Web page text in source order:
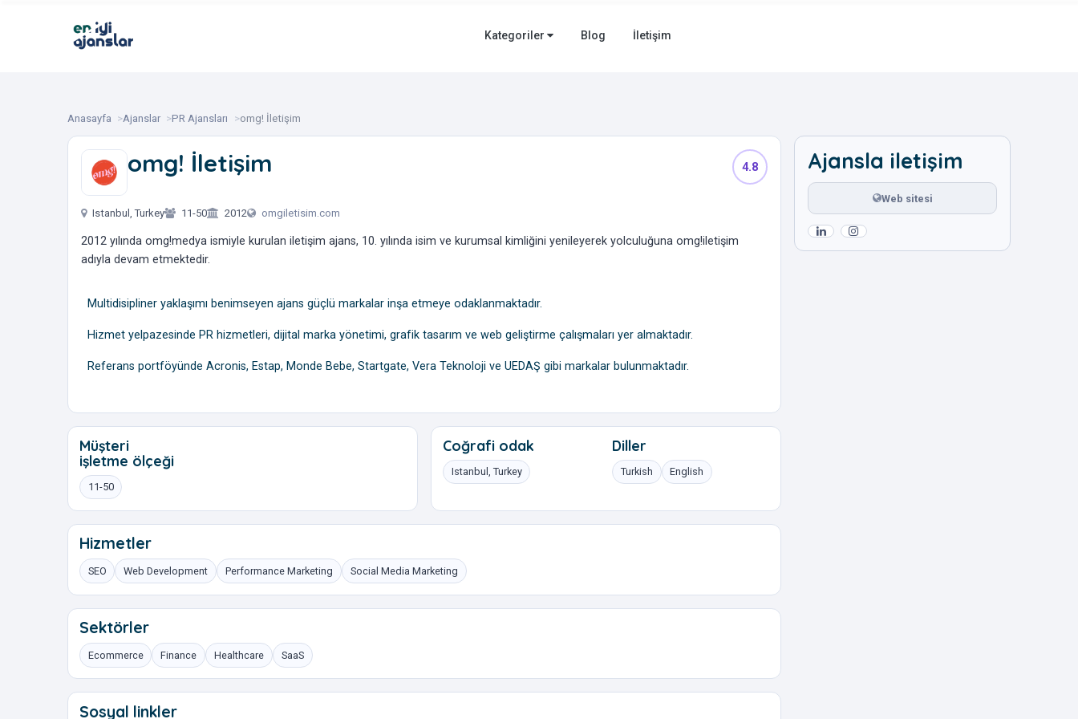
Kategoriler Blog İletişim
Anasayfa Ajanslar PR Ajansları omg! İletişim
omg! İletişim 4.8
Istanbul, Turkey 11-50 2012 omgiletisim.com
2012 yılında omg!medya ismiyle kurulan iletişim ajans, 10. yılında isim ve kurumsal kimliğini yenileyerek yolculuğuna omg!iletişim
adıyla devam etmektedir.
Multidisipliner yaklaşımı benimseyen ajans güçlü markalar inşa etmeye odaklanmaktadır.
Hizmet yelpazesinde PR hizmetleri, dijital marka yönetimi, grafik tasarım ve web geliştirme çalışmaları yer almaktadır.
Referans portföyünde Acronis, Estap, Monde Bebe, Startgate, Vera Teknoloji ve UEDAŞ gibi markalar bulunmaktadır.
Müşteri
işletme ölçeği
11-50
Coğrafi odak
Istanbul, Turkey
Diller
Turkish English
Hizmetler
SEO Web Development Performance Marketing Social Media Marketing
Sektörler
Ecommerce Finance Healthcare SaaS
Sosyal linkler
Ajansla iletişim
Web sitesi